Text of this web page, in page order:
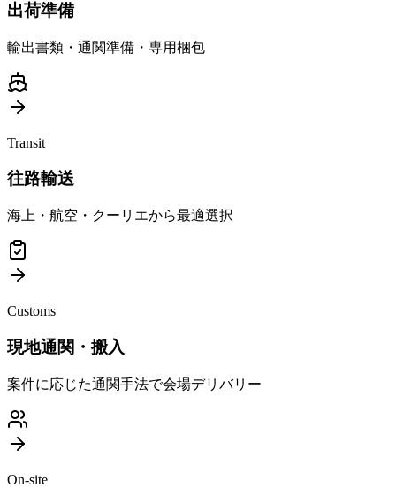
出荷準備
輸出書類・通関準備・専用梱包
Transit
往路輸送
海上・航空・クーリエから最適選択
Customs
現地通関・搬入
案件に応じた通関手法で会場デリバリー
On-site